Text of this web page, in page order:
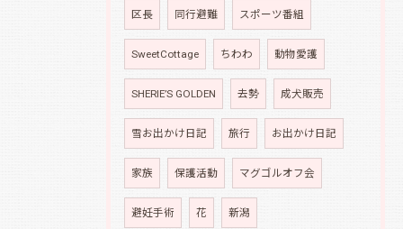
区長 同行避難 スポーツ番組
SweetCottage ちわわ 動物愛護
SHERIE’S GOLDEN 去勢 成犬販売
雪お出かけ日記 旅行 お出かけ日記
家族 保護活動 マグゴルオフ会
避妊手術 花 新潟